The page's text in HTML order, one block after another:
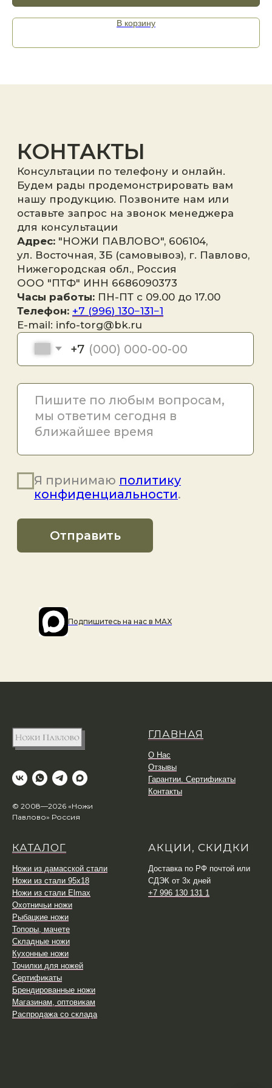
В корзину
Подпишитесь на наc в MAX
© 2008—2026 «Ножи
Павлово» Россия
ГЛАВНАЯ
О Нас
Отзывы
Гарантии. Сертификаты
Контакты
КАТАЛОГ
Ножи из дамасской стали
Ножи из стали 95х18
Ножи из стали Elmax
Охотничьи ножи
Рыбацкие ножи
Топоры, мачете
Складные ножи
Кухонные ножи
Точилки для ножей
Сертификаты
Брендированные ножи
Магазинам, оптовикам
Распродажа со склада
АКЦИИ, СКИДКИ
Доставка по РФ почтой или
СДЭК от 3х дней
+7 996 130 131 1